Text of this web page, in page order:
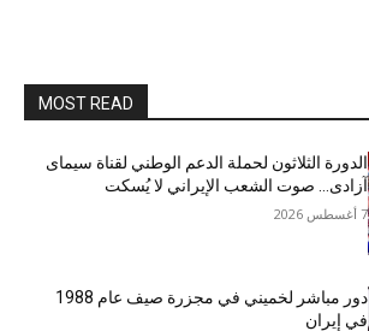
MOST READ
الدورة الثلاثون لحملة الدعم الوطني لقناة سیمای
آزادی… صوت الشعب الإيراني لا يُسكت
7 أغسطس 2026
دور مباشر لخميني في مجزرة صيف عام 1988
في إيران